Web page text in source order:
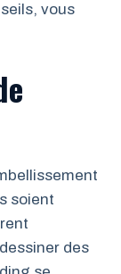
vous
soient
des